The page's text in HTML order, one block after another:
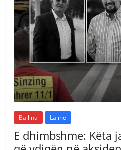
Ballina Lajme
E dhimbshme: Këta